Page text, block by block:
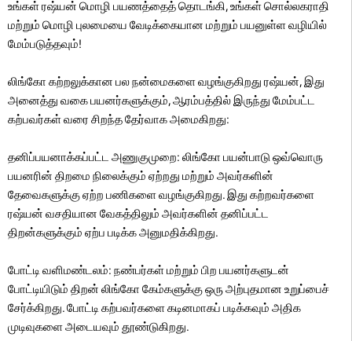
உங்கள் ரஷ்யன் மொழி பயணத்தைத் தொடங்கி, உங்கள் சொல்லகராதி
மற்றும் மொழி புலமையை வேடிக்கையான மற்றும் பயனுள்ள வழியில்
மேம்படுத்தவும்!
லிங்கோ கற்றலுக்கான பல நன்மைகளை வழங்குகிறது ரஷ்யன், இது
அனைத்து வகை பயனர்களுக்கும், ஆரம்பத்தில் இருந்து மேம்பட்ட
கற்பவர்கள் வரை சிறந்த தேர்வாக அமைகிறது:
தனிப்பயனாக்கப்பட்ட அணுகுமுறை: லிங்கோ பயன்பாடு ஒவ்வொரு
பயனரின் திறமை நிலைக்கும் ஏற்றது மற்றும் அவர்களின்
தேவைகளுக்கு ஏற்ற பணிகளை வழங்குகிறது. இது கற்றவர்களை
ரஷ்யன் வசதியான வேகத்திலும் அவர்களின் தனிப்பட்ட
திறன்களுக்கும் ஏற்ப படிக்க அனுமதிக்கிறது.
போட்டி வளிமண்டலம்: நண்பர்கள் மற்றும் பிற பயனர்களுடன்
போட்டியிடும் திறன் லிங்கோ கேம்களுக்கு ஒரு அற்புதமான உறுப்பைச்
சேர்க்கிறது. போட்டி கற்பவர்களை கடினமாகப் படிக்கவும் அதிக
முடிவுகளை அடையவும் தூண்டுகிறது.